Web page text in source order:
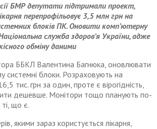
БМР депутати підтримали проект,
перепрофільовує 3,5 млн грн на
блоків ПК. Оновити комп’ютерну
служба здоров’я України, адже
обміну даними
ББКЛ Валентина Багнюка, оновлювати
системні блоки. Розраховують на
тис. грн за один, проте є вірогідність,
дешевше. Монітори тощо планують по-
що є.
якими зараз користується лікарня,